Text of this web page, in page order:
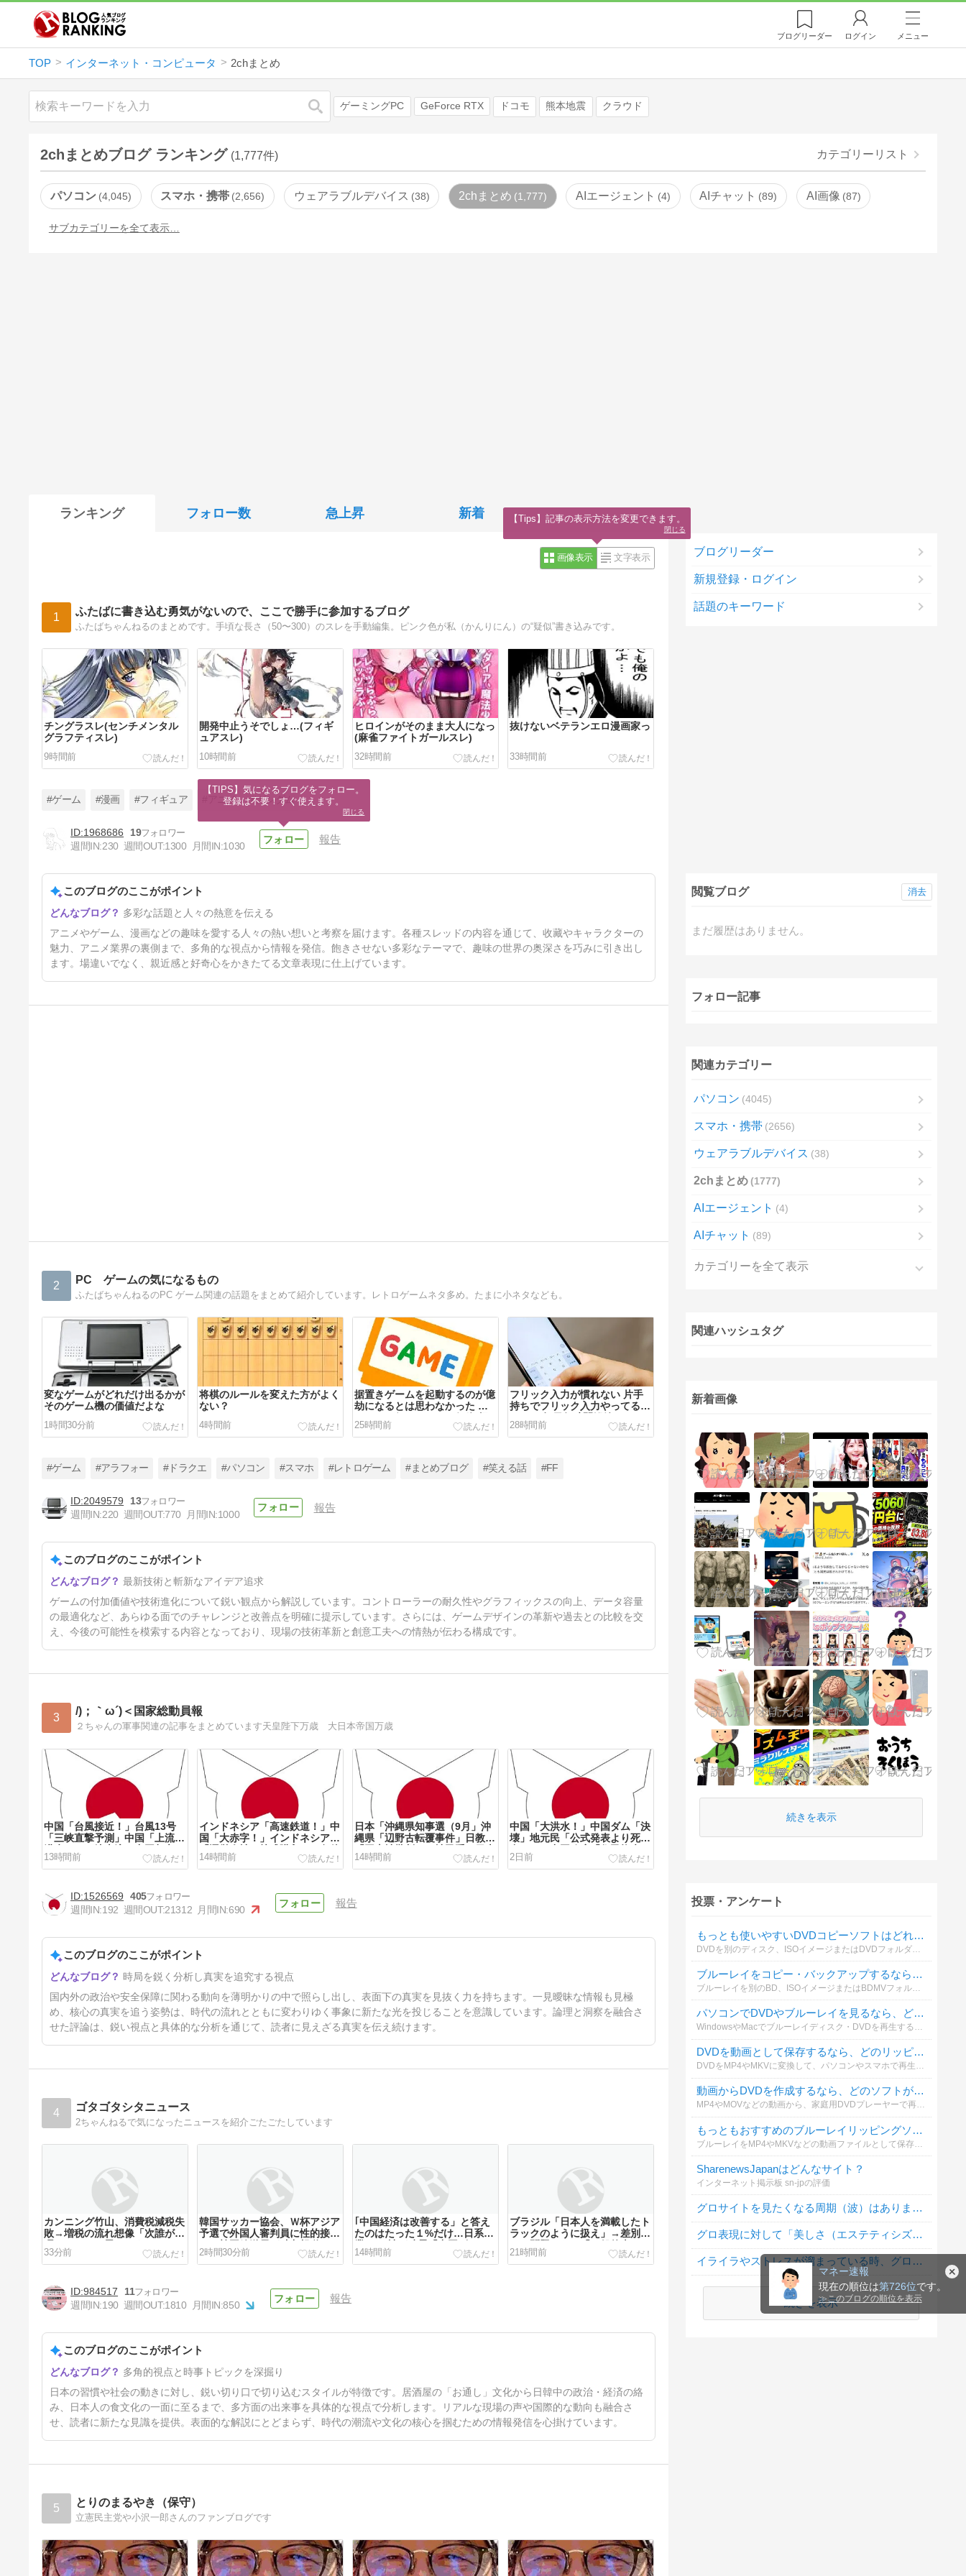
マネー速報
現在の順位は第726位です。
≫ このブログの順位を表示
ブログリーダー ログイン メニュー
TOP インターネット・コンピュータ 2chまとめ
検索 ゲーミングPC GeForce RTX ドコモ 熊本地震 クラウド
2chまとめブログ ランキング (1,777件) カテゴリーリスト
パソコン 4,045 スマホ・携帯 2,656 ウェアラブルデバイス 38 2chまとめ 1,777 AIエージェント 4 AIチャット 89 AI画像 87
サブカテゴリーを全て表示…
ランキング フォロー数 急上昇 新着
画像表示 文字表示
1 ふたばに書き込む勇気がないので、ここで勝手に参加するブログ
ふたばちゃんねるのまとめです。手頃な長さ（50〜300）のスレを手動編集。ピンク色が私（かんりにん）の“疑似”書き込みです。
チングラスレ(センチメンタル
グラフティスレ)
9時間前
開発中止うそでしょ…(フィギ
ュアスレ)
10時間前
ヒロインがそのまま大人になっ
(麻雀ファイトガールスレ)
32時間前
抜けないベテランエロ漫画家っ
33時間前
ンドパンツァースレ)
34時間前
#ゲーム #漫画 #フィギュア #アニメ #ガンダム
1968686
19
週間IN:230 週間OUT:1300 月間IN:1030
報告
このブログのここがポイント
多彩な話題と人々の熱意を伝える
アニメやゲーム、漫画などの趣味を愛する人々の熱い想いと考察を届けます。各種スレッドの内容を通じて、收藏やキャラクターの
魅力、アニメ業界の裏側まで、多角的な視点から情報を発信。飽きさせない多彩なテーマで、趣味の世界の奥深さを巧みに引き出し
ます。場違いでなく、親近感と好奇心をかきたてる文章表現に仕上げています。
2 PC ゲームの気になるもの
ふたばちゃんねるのPC ゲーム関連の話題をまとめて紹介しています。レトロゲームネタ多め。たまに小ネタなども。
変なゲームがどれだけ出るかが
そのゲーム機の価値だよな
1時間30分前
将棋のルールを変えた方がよく
ない？
4時間前
据置きゲームを起動するのが億
劫になるとは思わなかった 今
ってPCゲーやソシャゲが気軽
すぎるんだよな…
25時間前
フリック入力が慣れない 片手
持ちでフリック入力やってる
JKとか毎日何時間鍛錬してる
んだろう？
28時間前
世主 後付け拡張パーツは本当
に普及しないな Switch Online
の方で出してくれないかな…
2日前
#ゲーム #アラフォー #ドラクエ #パソコン #スマホ #レトロゲーム #まとめブログ #笑える話 #FF
2049579
13
週間IN:220 週間OUT:770 月間IN:1000
報告
このブログのここがポイント
最新技術と斬新なアイデア追求
ゲームの付加価値や技術進化について鋭い観点から解説しています。コントローラーの耐久性やグラフィックスの向上、データ容量
の最適化など、あらゆる面でのチャレンジと改善点を明確に提示しています。さらには、ゲームデザインの革新や過去との比較を交
え、今後の可能性を模索する内容となっており、現場の技術革新と創意工夫への情熱が伝わる構成です。
3 /)；｀ω´)＜国家総動員報
２ちゃんの軍事関連の記事をまとめています天皇陛下万歳 大日本帝国万歳
中国「台風接近！」台風13号
「三峡直撃予測」中国「上流大
洪水！（三峡上流」中国都市
「8/5の映像（動画」三峡ダム
「緊急放流（決壊危機」中国
13時間前
インドネシア「高速鉄道！」中
国「大赤字！」インドネシア
「運営会社の株式購入！（負債
対策」中国「はい（巨額負債」
インドネシア「700km延伸計
14時間前
日本「沖縄県知事選（9月」沖
縄県「辺野古転覆事件」日教組
「同志社批判！（社民系」日本
「日教組と全教は対立状態（内
ｹﾞﾊﾞ」特別調査委員会「同志社
14時間前
中国「大洪水！」中国ダム「決
壊」地元民「公式発表より死者
多い！」中国政府「住民拘束！
（安否不明」中国当局「救助隊
動画も削除」台風13号「三峡
2日前
日本「熊本地震（震度7」イオ
ンモール熊本「LPG漏れて爆発
火災が吹き飛ぶ（爆轟発生説」
ハビタ「遺族説明の虚偽を認め
る（営業部長発言」→
2日前
1526569
405
週間IN:192 週間OUT:21312 月間IN:690
報告
このブログのここがポイント
時局を鋭く分析し真実を追究する視点
国内外の政治や安全保障に関わる動向を薄明かりの中で照らし出し、表面下の真実を見抜く力を持ちます。一見曖昧な情報も見極
め、核心の真実を追う姿勢は、時代の流れとともに変わりゆく事象に新たな光を投じることを意識しています。論理と洞察を融合さ
せた評論は、鋭い視点と具体的な分析を通じて、読者に見えざる真実を伝え続けます。
4 ゴタゴタシタニュース
2ちゃんねるで気になったニュースを紹介ごたごたしています
カンニング竹山、消費税減税失
敗→増税の流れ想像「次誰が総
理やりたいと思います？」
33分前
韓国サッカー協会、Ｗ杯アジア
予選で外国人審判員に性的接待
か…韓国放送局が独占報道
2時間30分前
｢中国経済は改善する」と答え
たのはたった１%だけ…日系企
業1364社が吐露「中国ビジネ
スはもう大変」
14時間前
ブラジル「日本人を満載したト
ラックのように扱え」→差別と
して問題になり「一般的表
現！」と弁明
21時間前
そりゃデジタル教材では頭に残
らないわけだ…東大教授｢北欧
る決定的理由」
27時間前
984517
11
週間IN:190 週間OUT:1810 月間IN:850
報告
このブログのここがポイント
多角的視点と時事トピックを深掘り
日本の習慣や社会の動きに対し、鋭い切り口で切り込むスタイルが特徴です。居酒屋の「お通し」文化から日韓中の政治・経済の絡
み、日本人の食文化の一面に至るまで、多方面の出来事を具体的な視点で分析します。リアルな現場の声や国際的な動向も融合さ
せ、読者に新たな見識を提供。表面的な解説にとどまらず、時代の潮流や文化の核心を掴むための情報発信を心掛けています。
5 とりのまるやき（保守）
立憲民主党や小沢一郎さんのファンブログです
ブログリーダー
新規登録・ログイン
話題のキーワード
閲覧ブログ
まだ履歴はありません。
消去
フォロー記事
関連カテゴリー
パソコン 4045
スマホ・携帯 2656
ウェアラブルデバイス 38
2chまとめ 1777
AIエージェント 4
AIチャット 89
カテゴリーを全て表示
関連ハッシュタグ
新着画像
続きを表示
投票・アンケート
もっとも使いやすいDVDコピーソフトはどれですか？
ブルーレイをコピー・バックアップするなら、どのソフトがおすすめですか？
ブルーレイを別のBD、ISOイメージまたはBDMVフォルダーとして保存する際、実際に利用しているソフトを教えてください。
パソコンでDVDやブルーレイを見るなら、どの再生ソフトがおすすめですか？
WindowsやMacでブルーレイディスク・DVDを再生する際、普段使っているソフトを教えてください。再生の安定性、画質、操作性などを基準に選んでください。
DVDを動画として保存するなら、どのリッピングソフトがおすすめですか？
DVDをMP4やMKVに変換して、パソコンやスマホで再生する場合に使っているソフトを教えてください。無料・有料を問わず投票できます。
動画からDVDを作成するなら、どのソフトが一番おすすめですか？
MP4やMOVなどの動画から、家庭用DVDプレーヤーで再生できるDVDを作成する場合に使っているソフトを教えてください。メニュー作成や字幕追加などの使いやすさも含めて選べます。
もっともおすすめのブルーレイリッピングソフトは何ですか？
SharenewsJapanはどんなサイト？
インターネット掲示板 sn-jpの評価
グロサイトを見たくなる周期（波）はありますか？
グロ表現に対して「美しさ（エステティシズム）」を感じることはありますか？
イライラやストレスが溜まっている時、グロサイトを見たくなる？
続きを表示
【TIPS】気になるブログをフォロー。
登録は不要！すぐ使えます。
閉じる
【Tips】記事の表示方法を変更できます。
閉じる